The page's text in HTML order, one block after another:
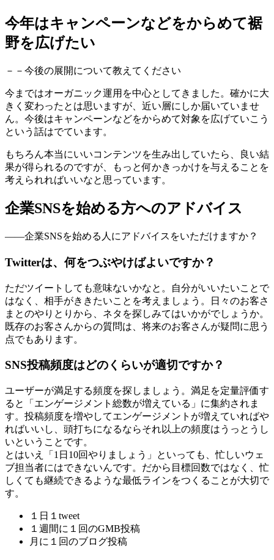
今年はキャンペーンなどをからめて裾
野を広げたい
－－今後の展開について教えてください
今まではオーガニック運用を中心としてきました。確かに大
きく変わったとは思いますが、近い層にしか届いていませ
ん。今後はキャンペーンなどをからめて対象を広げていこう
という話はでています。
もちろん本当にいいコンテンツを生み出していたら、良い結
果が得られるのですが、もっと何かきっかけを与えることを
考えられればいいなと思っています。
企業SNSを始める方へのアドバイス
――企業SNSを始める人にアドバイスをいただけますか？
Twitterは、何をつぶやけばよいですか？
ただツイートしても意味ないかなと。自分がいいたいことで
はなく、相手がききたいことを考えましょう。日々のお客さ
まとのやりとりから、ネタを探しみてはいかがでしょうか。
既存のお客さんからの質問は、将来のお客さんが疑問に思う
点でもあります。
SNS投稿頻度はどのくらいが適切ですか？
ユーザーが満足する頻度を探しましょう。満足を定量評価す
ると「エンゲージメント総数が増えている」に集約されま
す。投稿頻度を増やしてエンゲージメントが増えていればや
ればいいし、頭打ちになるならそれ以上の頻度はうっとうし
いということです。
とはいえ「1日10回やりましょう」といっても、忙しいウェ
ブ担当者にはできないんです。だから目標回数ではなく、忙
しくても継続できるような最低ラインをつくることが大切で
す。
１日１tweet
１週間に１回のGMB投稿
月に１回のブログ投稿